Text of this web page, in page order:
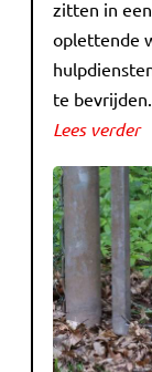
zitten in
oplettende
te bevrijden.
Lees verder